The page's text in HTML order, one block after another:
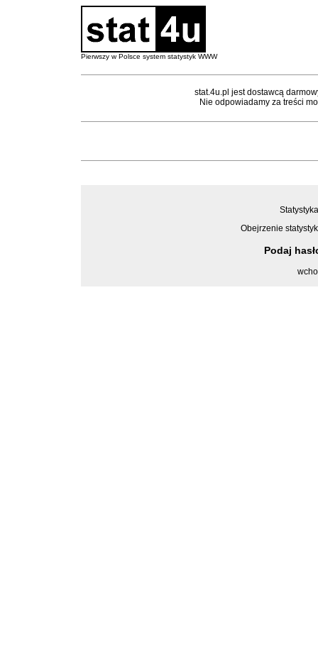
Pierwszy w Polsce system statystyk WWW
stat.4u.pl jest dostawcą
Nie odpowiadamy za treści
Obejrzenie
Podaj